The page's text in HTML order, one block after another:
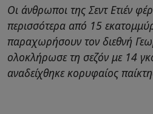
Οι άνθρωποι της Σεντ Ετιέν
περισσότερα από 15
παραχωρήσουν τον διεθνή
ολοκλήρωσε τη σεζόν με 14
αναδείχθηκε κορυφαίος